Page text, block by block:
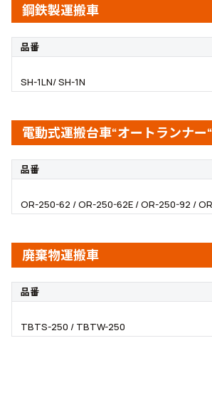
鋼鉄製運搬車
品番
SH-1LN/ SH-1N
電動式運搬台車“オートランナー“
品番
OR-250-62 / OR-250-62E / OR-250-92 /
廃棄物運搬車
品番
TBTS-250 / TBTW-250